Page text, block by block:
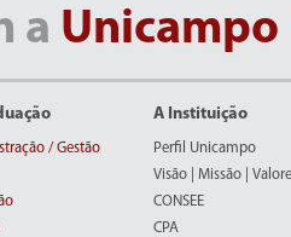
a Unicampo
/ Gestão
A Instituição
Perfil Unicampo
Visão | Missão |
CONSEE
CPA